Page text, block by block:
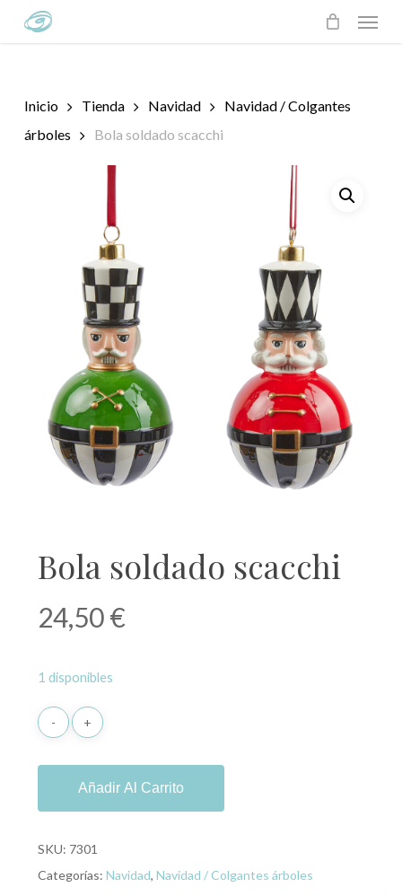
Menu
Inicio Tienda Navidad
Navidad / Colgantes
árboles
Bola soldado scacchi
Bola soldado scacchi
24,50€
1 disponibles
Añadir Al Carrito
SKU: 7301
Categorías: Navidad, Navidad / Colgantes árboles